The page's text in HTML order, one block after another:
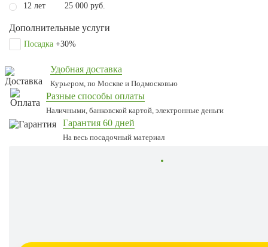
12 лет
25 000 руб.
Дополнительные услуги
Посадка +30%
Удобная доставка
Курьером, по Москве и Подмосковью
Разные способы оплаты
Наличными, банковской картой, электронные деньги
Гарантия 60 дней
На весь посадочный материал